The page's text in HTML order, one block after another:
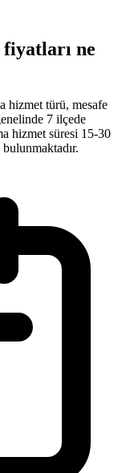
ne
hizmet türü, mesafe
7 ilçede
hizmet süresi 15-30